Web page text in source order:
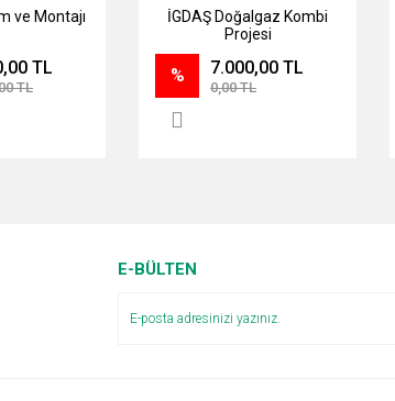
ve Montajı
TL
TL
İGDAŞ Doğalgaz Kombi
Projesi
% 7.000,00 TL
0,00 TL
E-BÜLTEN